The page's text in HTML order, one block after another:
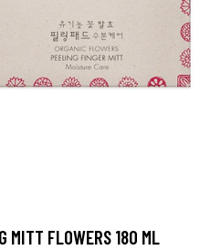
MITT FLOWERS 180 ML